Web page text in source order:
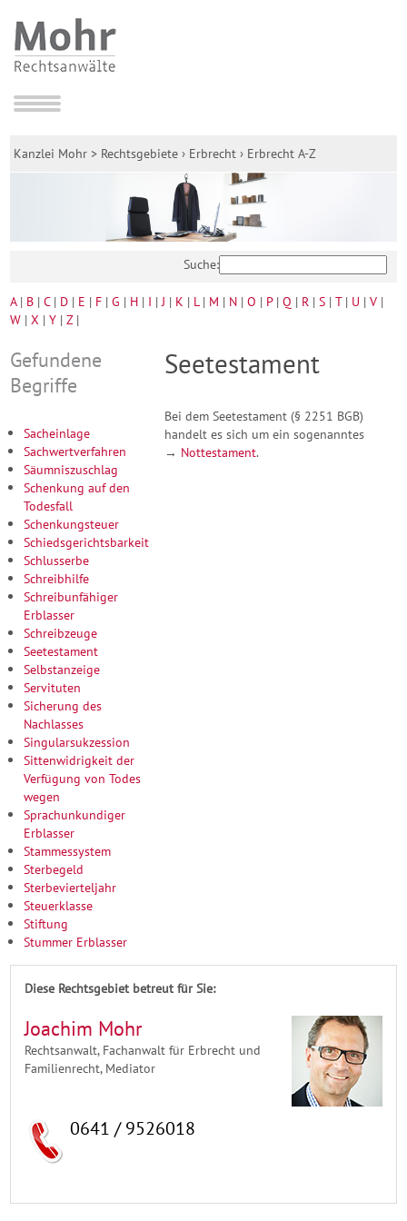
Kanzlei Mohr > Rechtsgebiete › Erbrecht › Erbrecht A-Z
Suche:
A| B |C| D | E | F |G | H | I |J | K | L| M | N |O | P|Q | R |S |T| U |V |
W |X |Y |Z|
Gefundene
Begriffe
Sacheinlage
Sachwertverfahren
Säumniszuschlag
Schenkung auf den
Todesfall
Schenkungsteuer
Schiedsgerichtsbarkeit
Schlusserbe
Schreibhilfe
Schreibunfähiger
Erblasser
Schreibzeuge
Seetestament
Selbstanzeige
Servituten
Sicherung des
Nachlasses
Singularsukzession
Sittenwidrigkeit der
Verfügung von Todes
wegen
Sprachunkundiger
Erblasser
Stammessystem
Sterbegeld
Sterbevierteljahr
Steuerklasse
Stiftung
Stummer Erblasser
Seetestament
Bei dem Seetestament (§ 2251 BGB)
handelt es sich um ein sogenanntes
→ Nottestament.
Diese Rechtsgebiet betreut für Sie:
Joachim Mohr
Rechtsanwalt, Fachanwalt für Erbrecht und
Familienrecht, Mediator
0641 / 9526018